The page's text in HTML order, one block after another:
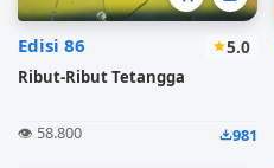
Edisi 86 5.0
Ribut-Ribut Tetangga
👁️ 58.800 981